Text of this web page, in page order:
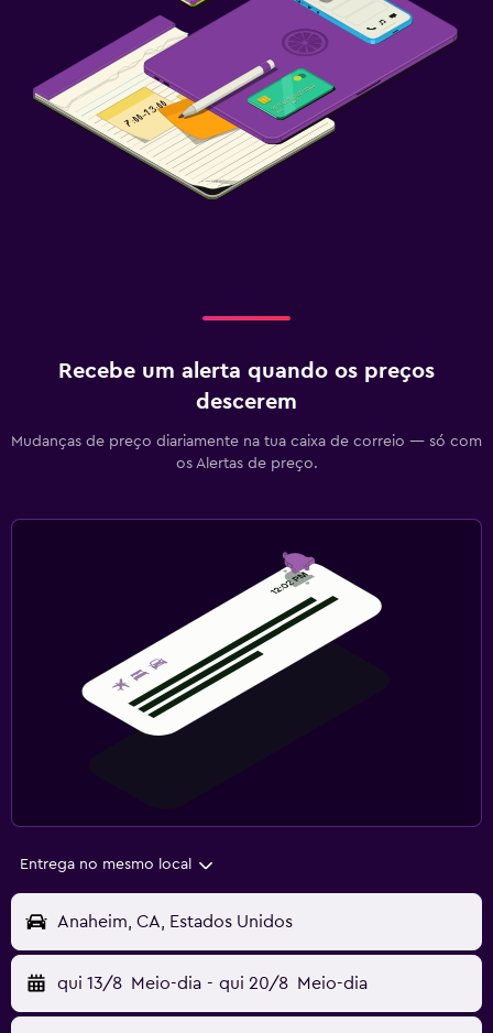
Recebe um alerta quando os preços
descerem
Mudanças de preço diariamente na tua caixa de correio — só com
os Alertas de preço.
Entrega no mesmo local
Anaheim, CA, Estados Unidos
qui 13/8 Meio-dia - qui 20/8 Meio-dia